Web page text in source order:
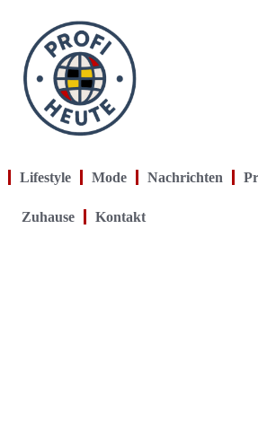
Lifestyle Mode Nachrichten
Zuhause Kontakt